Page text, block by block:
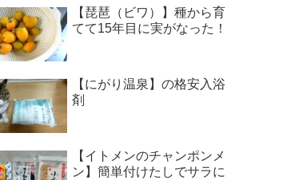
【琵琶（ビワ）】種から育
てて15年目に実がなった！
【にがり温泉】の格安入浴
剤
【イトメンのチャンポンメ
ン】簡単付けたしでサラに